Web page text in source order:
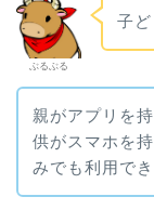
ぶるぶる
子
親がアプリを
供がスマホを
みでも利用でき